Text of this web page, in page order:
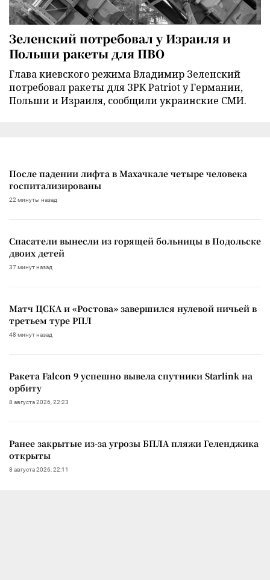
Зеленский потребовал у Израиля и
Польши ракеты для ПВО
Глава киевского режима Владимир Зеленский
потребовал ракеты для ЗРК Patriot у Германии,
Польши и Израиля, сообщили украинские СМИ.
После падении лифта в Махачкале четыре человека
госпитализированы
22 минуты назад
Спасатели вынесли из горящей больницы в Подольске
двоих детей
37 минут назад
Матч ЦСКА и «Ростова» завершился нулевой ничьей в
третьем туре РПЛ
48 минут назад
Ракета Falcon 9 успешно вывела спутники Starlink на
орбиту
8 августа 2026, 22:23
Ранее закрытые из-за угрозы БПЛА пляжи Геленджика
открыты
8 августа 2026, 22:11